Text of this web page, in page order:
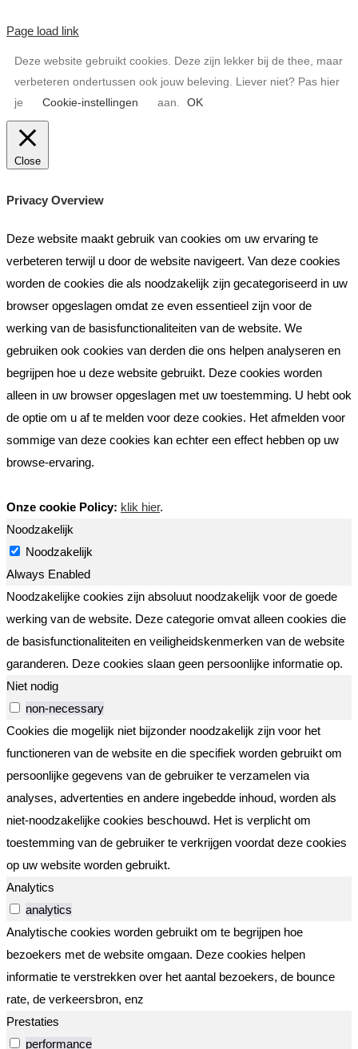
Page load link
Deze website gebruikt cookies. Deze zijn lekker bij de thee, maar
verbeteren ondertussen ook jouw beleving. Liever niet? Pas hier
je
Cookie-instellingen aan. OK
Close
Privacy Overview
Deze website maakt gebruik van cookies om uw ervaring te
verbeteren terwijl u door de website navigeert. Van deze cookies
worden de cookies die als noodzakelijk zijn gecategoriseerd in uw
browser opgeslagen omdat ze even essentieel zijn voor de
werking van de basisfunctionaliteiten van de website. We
gebruiken ook cookies van derden die ons helpen analyseren en
begrijpen hoe u deze website gebruikt. Deze cookies worden
alleen in uw browser opgeslagen met uw toestemming. U hebt ook
de optie om u af te melden voor deze cookies. Het afmelden voor
sommige van deze cookies kan echter een effect hebben op uw
browse-ervaring.
Onze cookie Policy: klik hier.
Noodzakelijk
Noodzakelijk
Always Enabled
Noodzakelijke cookies zijn absoluut noodzakelijk voor de goede
werking van de website. Deze categorie omvat alleen cookies die
de basisfunctionaliteiten en veiligheidskenmerken van de website
garanderen. Deze cookies slaan geen persoonlijke informatie op.
Niet nodig
non-necessary
Cookies die mogelijk niet bijzonder noodzakelijk zijn voor het
functioneren van de website en die specifiek worden gebruikt om
persoonlijke gegevens van de gebruiker te verzamelen via
analyses, advertenties en andere ingebedde inhoud, worden als
niet-noodzakelijke cookies beschouwd. Het is verplicht om
toestemming van de gebruiker te verkrijgen voordat deze cookies
op uw website worden gebruikt.
Analytics
analytics
Analytische cookies worden gebruikt om te begrijpen hoe
bezoekers met de website omgaan. Deze cookies helpen
informatie te verstrekken over het aantal bezoekers, de bounce
rate, de verkeersbron, enz
Prestaties
performance